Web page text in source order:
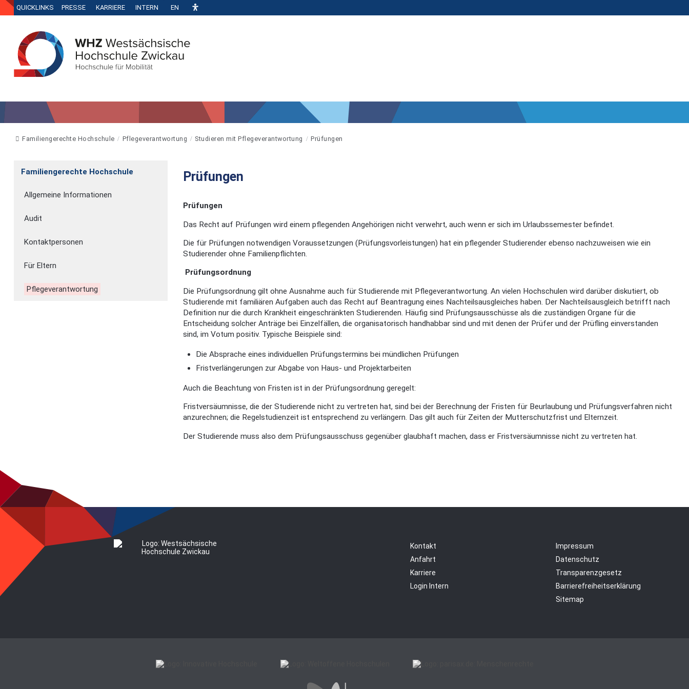
QUICKLINKS PRESSE KARRIERE INTERN EN
Familiengerechte Hochschule Pflegeverantwortung Studieren mit Pflegeverantwortung Prüfungen
Familiengerechte Hochschule
Allgemeine Informationen
Audit
Kontaktpersonen
Für Eltern
Pflegeverantwortung
Prüfungen
Prüfungen
Das Recht auf Prüfungen wird einem pflegenden Angehörigen nicht verwehrt, auch wenn er sich im Urlaubssemester befindet.
Die für Prüfungen notwendigen Voraussetzungen (Prüfungsvorleistungen) hat ein pflegender Studierender ebenso nachzuweisen wie ein
Studierender ohne Familienpflichten.
Prüfungsordnung
Die Prüfungsordnung gilt ohne Ausnahme auch für Studierende mit Pflegeverantwortung. An vielen Hochschulen wird darüber diskutiert, ob
Studierende mit familiären Aufgaben auch das Recht auf Beantragung eines Nachteilsausgleiches haben. Der Nachteilsausgleich betrifft nach
Definition nur die durch Krankheit eingeschränkten Studierenden. Häufig sind Prüfungsausschüsse als die zuständigen Organe für die
Entscheidung solcher Anträge bei Einzelfällen, die organisatorisch handhabbar sind und mit denen der Prüfer und der Prüfling einverstanden
sind, im Votum positiv. Typische Beispiele sind:
Die Absprache eines individuellen Prüfungstermins bei mündlichen Prüfungen
Fristverlängerungen zur Abgabe von Haus- und Projektarbeiten
Auch die Beachtung von Fristen ist in der Prüfungsordnung geregelt:
Fristversäumnisse, die der Studierende nicht zu vertreten hat, sind bei der Berechnung der Fristen für Beurlaubung und Prüfungsverfahren nicht
anzurechnen; die Regelstudienzeit ist entsprechend zu verlängern. Das gilt auch für Zeiten der Mutterschutzfrist und Elternzeit.
Der Studierende muss also dem Prüfungsausschuss gegenüber glaubhaft machen, dass er Fristversäumnisse nicht zu vertreten hat.
Kontakt
Anfahrt
Karriere
Login Intern
Impressum
Datenschutz
Transparenzgesetz
Barrierefreiheitserklärung
Sitemap